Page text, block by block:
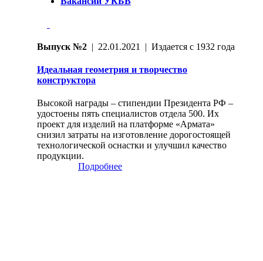
Выпуск №2 | 22.01.2021 | Издается с 1932 года
Идеальная геометрия и творчество
конструктора
Высокой награды – стипендии Президента РФ –
удостоены пять специалистов отдела 500. Их
проект для изделий на платформе «Армата»
снизил затраты на изготовление дорогостоящей
технологической оснастки и улучшил качество
продукции.
Подробнее